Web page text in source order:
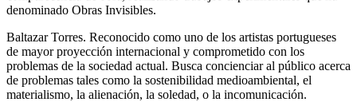
denominado Obras Invisibles.
Baltazar Torres. Reconocido como uno de los artistas portugueses
de mayor proyección internacional y comprometido con los
problemas de la sociedad actual. Busca concienciar al público acerca
de problemas tales como la sostenibilidad medioambiental, el
materialismo, la alienación, la soledad, o la incomunicación.